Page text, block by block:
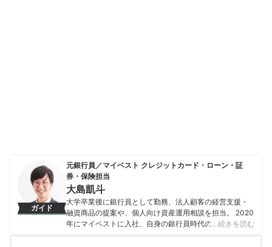
ガイド
元銀行員／マイベスト クレジットカード・ローン・証
券・保険担当
大島凱斗
大学卒業後に銀行員として勤務、法人顧客の経営支援・
融資商品の提案や、個人向け資産運用相談を担当。 2020
年にマイベストに入社、自身の銀行員時代の経験を活か
…続きを読む